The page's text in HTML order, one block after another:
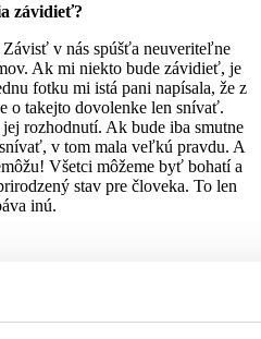
závidieť?
v nás spúšťa neuveriteľne
Ak mi niekto bude závidieť, je
fotku mi istá pani napísala, že z
o takejto dovolenke len snívať.
rozhodnutí. Ak bude iba smutne
v tom mala veľkú pravdu. A
Všetci môžeme byť bohatí a
stav pre človeka. To len
inú.
zhmotňovať sen, ktorý som si
po Novom Zélande. Tam som
terajšia priateľka. Pri